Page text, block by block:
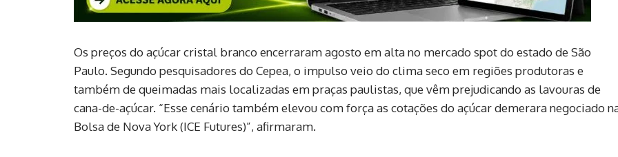
Os preços do açúcar cristal branco encerraram agosto em alta no mercado spot do estado de São
Paulo. Segundo pesquisadores do Cepea, o impulso veio do clima seco em regiões produtoras e
também de queimadas mais localizadas em praças paulistas, que vêm prejudicando as lavouras de
cana-de-açúcar. “Esse cenário também elevou com força as cotações do açúcar demerara negociado
Bolsa de Nova York (ICE Futures)”, afirmaram.